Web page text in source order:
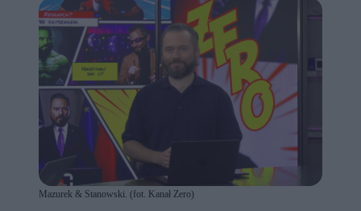
Mazurek & Stanowski. (fot. Kanał Zero)